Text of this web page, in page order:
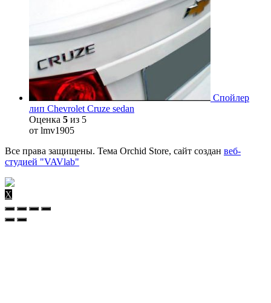
Спойлер
лип Chevrolet Cruze sedan
Оценка 5 из 5
от lmv1905
Все права защищены. Тема Orchid Store, сайт создан веб-
студией "VAVlab"
X